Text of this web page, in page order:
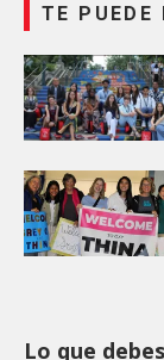
TE PUEDE
Lo que